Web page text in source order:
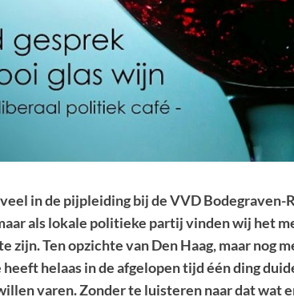
in de pijpleiding bij de VVD Bodegraven-
als lokale politieke partij vinden wij het
zijn. Ten opzichte van Den Haag, maar nog
helaas in de afgelopen tijd één ding
varen. Zonder te luisteren naar dat wat